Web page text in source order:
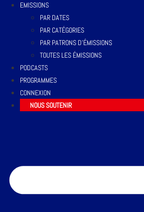
EMISSIONS
PAR DATES
PAR CATÉGORIES
PAR PATRONS D’ÉMISSIONS
TOUTES LES ÉMISSIONS
PODCASTS
PROGRAMMES
CONNEXION
NOUS SOUTENIR